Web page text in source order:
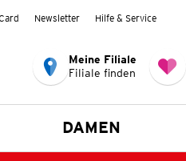
Newsletter Hilfe & Service
Meine Filiale
Filiale finden
DAMEN